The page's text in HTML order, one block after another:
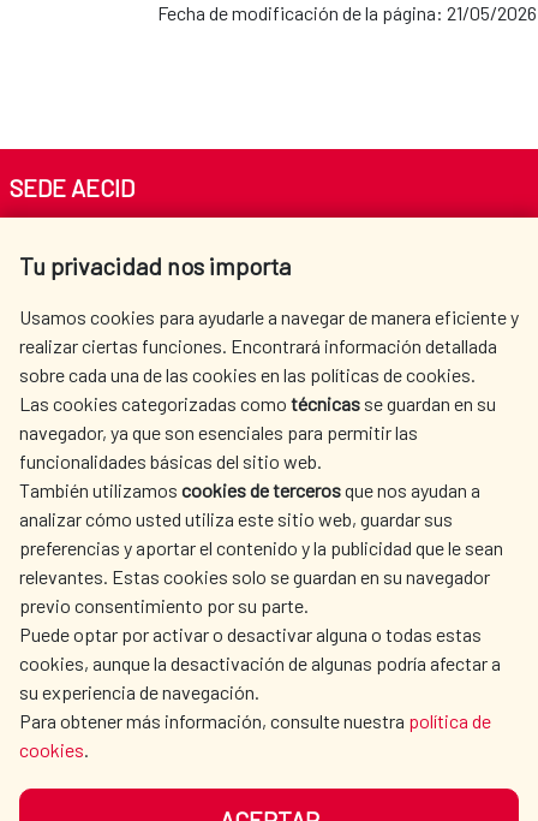
Fecha de modificación de la página: 21/05/2026
Tu privacidad nos importa
Usamos cookies para ayudarle a navegar de manera eficiente y
realizar ciertas funciones. Encontrará información detallada
sobre cada una de las cookies en las políticas de cookies.
Las cookies categorizadas como técnicas se guardan en su
navegador, ya que son esenciales para permitir las
funcionalidades básicas del sitio web.
También utilizamos cookies de tercerosque nos ayudan a
analizar cómo usted utiliza este sitio web, guardar sus
preferencias y aportar el contenido y la publicidad que le sean
relevantes. Estas cookies solo se guardan en su navegador
previo consentimiento por su parte.
Puede optar por activar o desactivar alguna o todas estas
cookies, aunque la desactivación de algunas podría afectar a
su experiencia de navegación.
Para obtener más información, consulte nuestra política de
cookies.
SEDE AECID
Tel. +34 900 20 30 54​​​​​​​
AECID
WHERE DO WE COOPERATE?
SPANISH HUMANITARIAN
ACTION
PRESS ROOM
CULTURE AND SCIENCE LIBRARY
OUR SOCIAL MEDIA